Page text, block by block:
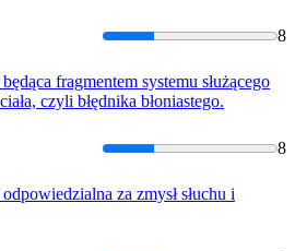
8
fragmentem systemu służącego
czyli błędnika błoniastego.
8
za zmysł słuchu i